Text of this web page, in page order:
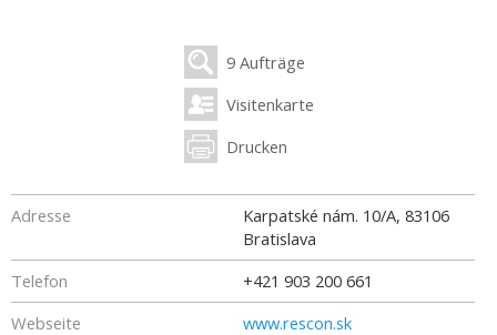
9 Aufträge
Visitenkarte
Drucken
Adresse Karpatské nám. 10/A, 83106
Bratislava
Telefon
+421 903 200 661
Webseite
www.rescon.sk